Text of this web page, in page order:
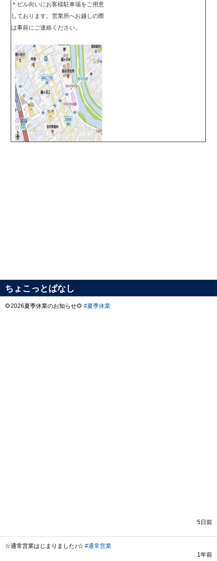
＊ ビル向いにお客様駐車場をご用意
しております。営業所へお越しの際
は事前に ご連絡ください。
ちょこっとばなし